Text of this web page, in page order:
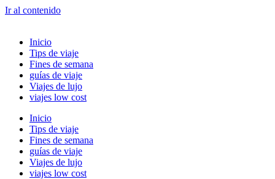
Ir al contenido
Inicio
Tips de viaje
Fines de semana
guías de viaje
Viajes de lujo
viajes low cost
Inicio
Tips de viaje
Fines de semana
guías de viaje
Viajes de lujo
viajes low cost